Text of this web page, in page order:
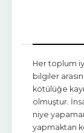
Her toplum
bilgiler
kötülüğe
olmuştur.
niye
yapmaktan